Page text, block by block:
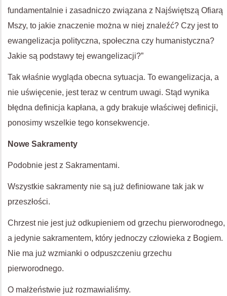
fundamentalnie i zasadniczo związana z Najświętszą Ofiarą
Mszy, to jakie znaczenie można w niej znaleźć? Czy jest to
ewangelizacja polityczna, społeczna czy humanistyczna?
Jakie są podstawy tej ewangelizacji?”
Tak właśnie wygląda obecna sytuacja. To ewangelizacja, a
nie uświęcenie, jest teraz w centrum uwagi. Stąd wynika
błędna definicja kapłana, a gdy brakuje właściwej definicji,
ponosimy wszelkie tego konsekwencje.
Nowe Sakramenty
Podobnie jest z Sakramentami.
Wszystkie sakramenty nie są już definiowane tak jak w
przeszłości.
Chrzest nie jest już odkupieniem od grzechu pierworodnego,
a jedynie sakramentem, który jednoczy człowieka z Bogiem.
Nie ma już wzmianki o odpuszczeniu grzechu
pierworodnego.
O małżeństwie już rozmawialiśmy.